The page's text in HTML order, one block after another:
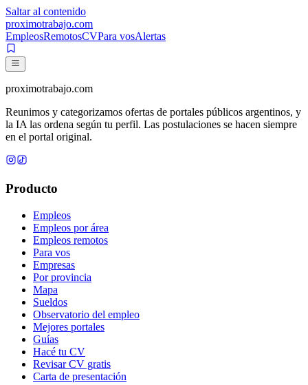
Saltar al contenido
proximotrabajo.com
EmpleosRemotosCVPara vosAlertas
proximotrabajo.com
Reunimos y categorizamos ofertas de portales públicos argentinos, y
la IA las ordena según tu perfil. Las postulaciones se hacen siempre
en el portal original.
Producto
Empleos
Empleos por área
Empleos remotos
Para vos
Empresas
Por provincia
Mapa
Sueldos
Observatorio del empleo
Mejores portales
Guías
Hacé tu CV
Revisar CV gratis
Carta de presentación